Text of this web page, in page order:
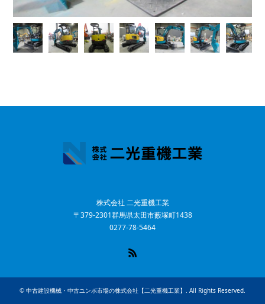
株式会社 二光重機工業
〒379-2301群馬県太田市藪塚町1438
0277-78-5464
© 中古建設機械・中古ユンボ市場の株式会社【二光重機工業】 . All Rights Reserved.